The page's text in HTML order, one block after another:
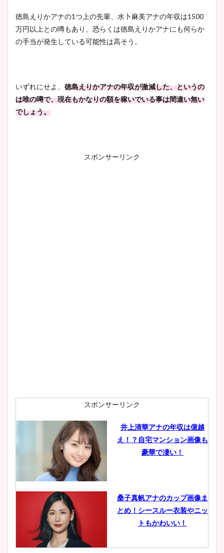
徳島えりかアナの1つ上の先輩、水卜麻美アナの年収は1500
万円以上との噂もあり、恐らくは徳島えりかアナにも何らか
の手当が発生している可能性は高そう。
いずれにせよ、 徳島えりかアナの年収が激減した、というの
は唯の噂で、現在もかなりの額を稼いでいる事は間違い無い
でしょう。
スポンサーリンク
スポンサーリンク
井上清華アナの年収は億越
え！？自宅マンション画像も
豪華で凄い！
桑子真帆アナのカップ画像ま
とめ！シースルー衣装やニッ
トもかわいい！